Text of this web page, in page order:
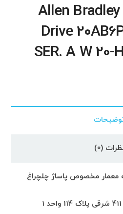
Allen
Drive
SER. A W 20-
(0)
معمار مخصوص پاساژ چلچراغ